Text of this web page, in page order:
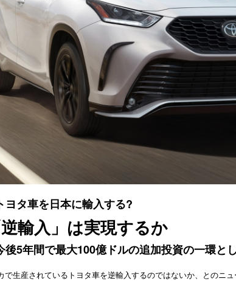
ヨタ車を日本に輸入する?
輸入」は実現するか
後5年間で最大100億ドルの追加投資の一環と
で生産されているトヨタ車を逆輸入するのではないか、とのニュ